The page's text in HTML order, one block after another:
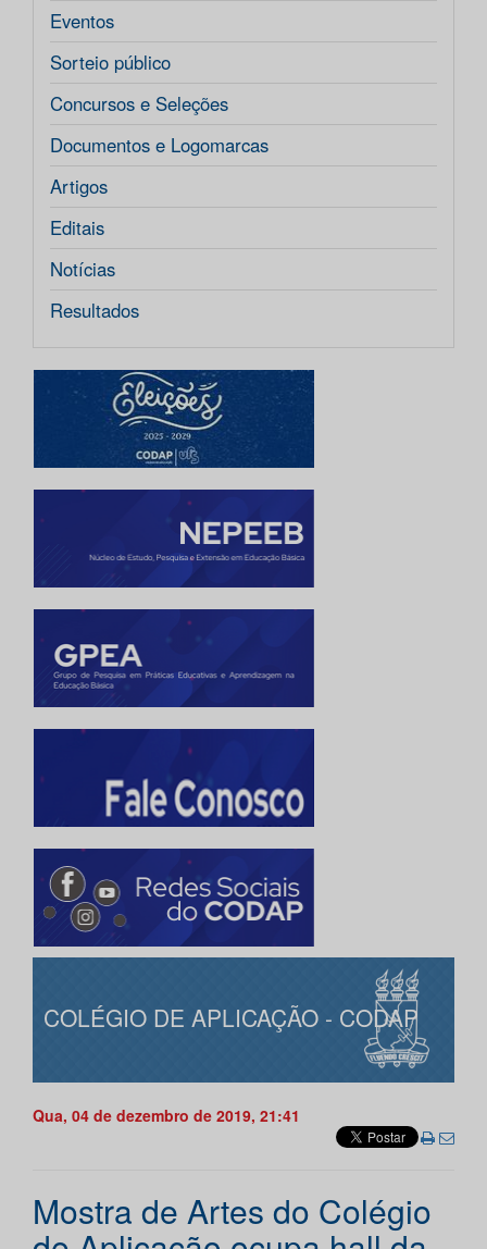
Eventos
Sorteio público
Concursos e Seleções
Documentos e Logomarcas
Artigos
Editais
Notícias
Resultados
COLÉGIO DE APLICAÇÃO - CODAP
Qua, 04 de dezembro de 2019, 21:41
Mostra de Artes do Colégio